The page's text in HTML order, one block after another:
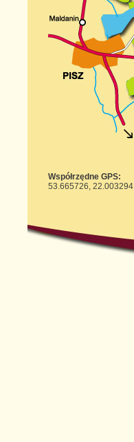
Współrzędne GPS:
53.665726, 22.003294